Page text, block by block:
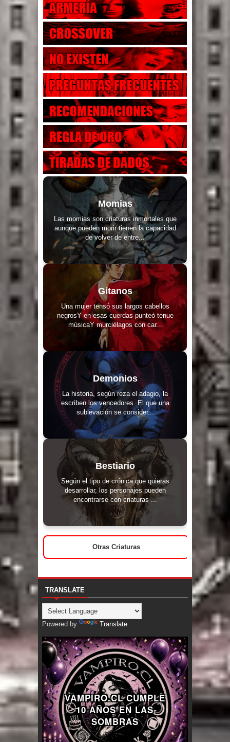
Momias
Las momias son criaturas inmortales que
aunque pueden morir tienen la capacidad
de volver de entre...
Gitanos
Una mujer tensó sus largos cabellos
negrosY en esas cuerdas punteó tenue
músicaY murciélagos con car...
Demonios
La historia, según reza el adagio, la
escriben los vencedores. El que una
sublevación se consider...
Bestiario
Según el tipo de crónica que quieras
desarrollar, los personajes pueden
encontrarse con criaturas ...
Otras Criaturas
TRANSLATE
Powered by Translate
VAMPIRO.CL CUMPLE
10 AÑOS EN LAS
SOMBRAS